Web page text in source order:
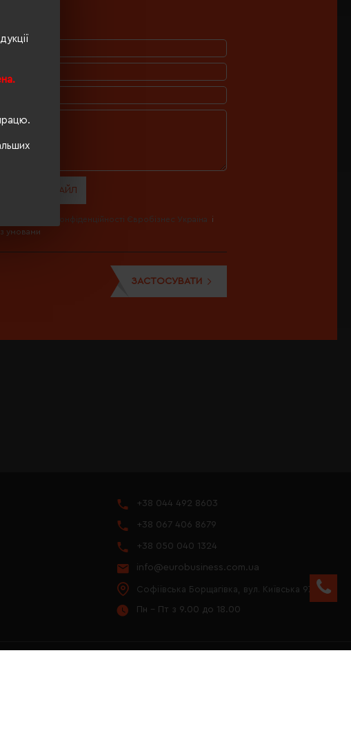
ФАЙЛ
Політика конфіденційності Євробізнес Україна
і
умовами
ЗАСТОСУВАТИ
+38 044 492 8603
+38 067 406 8679
+38 050 040 1324
info@eurobusiness.com.ua
Софіївська Борщагівка, вул. Київська 97
Пн - Пт з 9.00 до 18.00